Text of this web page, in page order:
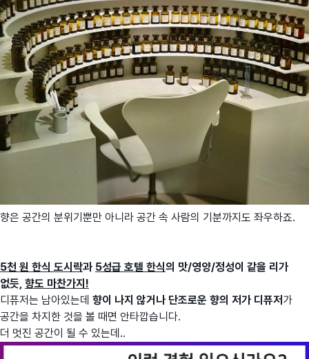
향은 공간의 분위기뿐만 아니라 공간 속 사람의 기분까지도 좌우하죠.
5천 원 한식 도시락과 5성급 호텔 한식의 맛/영양/정성이 같을 리가
없듯, 향도 마찬가지!
디퓨저는 남아있는데 향이 나지 않거나 단조로운 향의 저가 디퓨저 가
공간을 차지한 것을 볼 때면 안타깝습니다.
더 멋진 공간이 될 수 있는데..